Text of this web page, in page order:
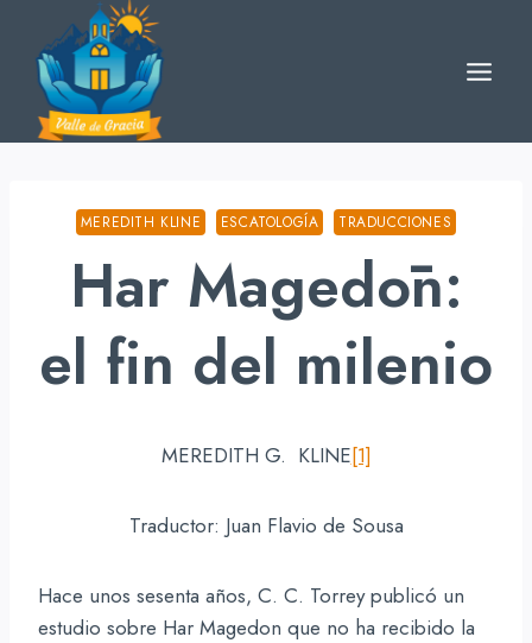
content
MEREDITH KLINE ESCATOLOGÍA TRADUCCIONES
Har Magedōn:
el fin del milenio
MEREDITH G. KLINE[1]
Traductor: Juan Flavio de Sousa
Hace unos sesenta años, C. C. Torrey publicó un
estudio sobre Har Magedon que no ha recibido la